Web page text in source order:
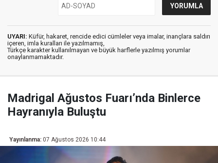
UYARI: Küfür, hakaret, rencide edici cümleler veya imalar, inançlara saldırı
içeren, imla kuralları ile yazılmamış,
Türkçe karakter kullanılmayan ve büyük harflerle yazılmış yorumlar
onaylanmamaktadır.
Madrigal Ağustos Fuarı’nda Binlerce
Hayranıyla Buluştu
Yayınlanma: 07 Ağustos 2026 10:44